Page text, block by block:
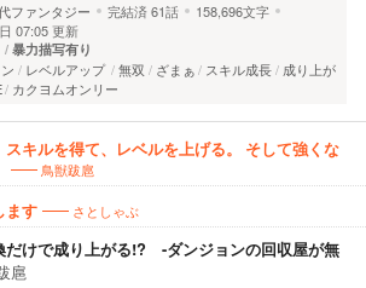
ファンタジー 完結済61話
158,696文字
07:05 更新
暴力描写有り
レベルアップ 無双 ざまぁ スキル成長
成り上が
カクヨムオンリー
スキルを得て、レベルを上げる。 そして強くな
鳥獣跋扈
ます さとしゃぶ
だけで成り上がる!? -ダンジョンの回収屋が無
扈